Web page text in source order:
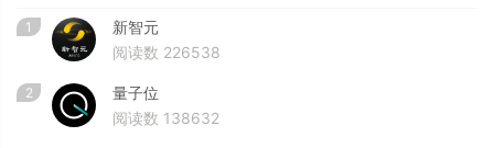
1
新智元
阅读数 226538
2
量子位
阅读数 138632